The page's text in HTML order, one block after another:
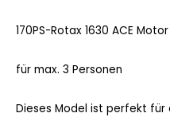
170PS-Rotax 1630 ACE Motor
für max. 3 Personen
Dieses Model ist perfekt für